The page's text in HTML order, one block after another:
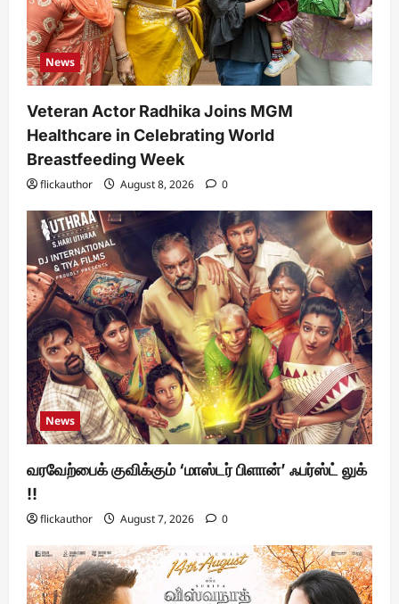
News
Veteran Actor Radhika Joins MGM
Healthcare in Celebrating World
Breastfeeding Week
flickauthor August 8, 2026 0
News
வரவேற்பைக் குவிக்கும் ‘மாஸ்டர் பிளான்’ ஃபர்ஸ்ட் லுக்
!!
flickauthor August 7, 2026 0